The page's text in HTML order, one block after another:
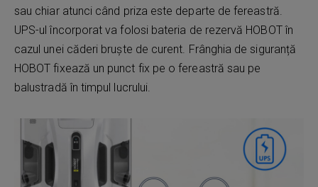
sau chiar atunci când priza este departe de fereastră.
UPS-ul încorporat va folosi bateria de rezervă HOBOT în
cazul unei căderi bruște de curent. Frânghia de siguranță
HOBOT fixează un punct fix pe o fereastră sau pe
balustradă în timpul lucrului.